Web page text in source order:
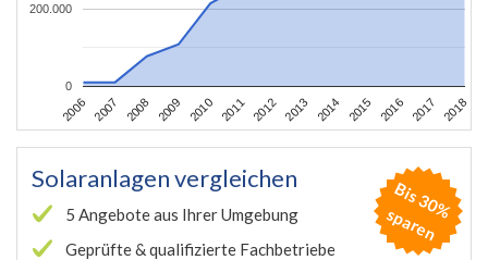
2006 2007 2008 2009 2010 2011 2012 2013 2014 2015 2016 2017 2018
0
200.000
Solaranlagen vergleichen
5 Angebote aus Ihrer Umgebung
Geprüfte & qualifizierte Fachbetriebe
B
is
3
0
%
s
p
a
r
e
n